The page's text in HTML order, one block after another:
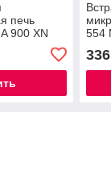
печь
900 XN
554